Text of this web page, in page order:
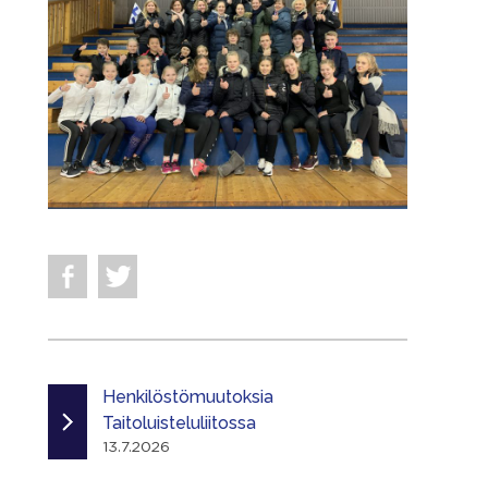
Henkilöstömuutoksia
Taitoluisteluliitossa
13.7.2026